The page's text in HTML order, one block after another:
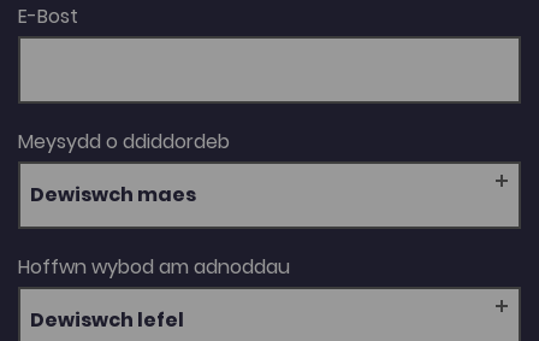
E-Bost
Meysydd o ddiddordeb
Dewiswch maes
Hoffwn wybod am adnoddau
Dewiswch lefel